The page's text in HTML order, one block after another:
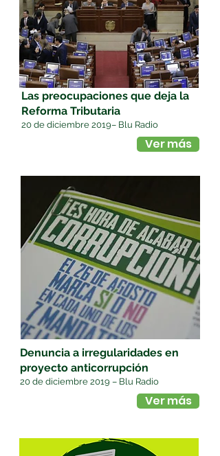
Ver más
Las preocupaciones que deja la
Reforma Tributaria
20 de diciembre 2019– Blu Radio
Ver más
Denuncia a irregularidades en
proyecto anticorrupción
20 de diciembre 2019 – Blu Radio